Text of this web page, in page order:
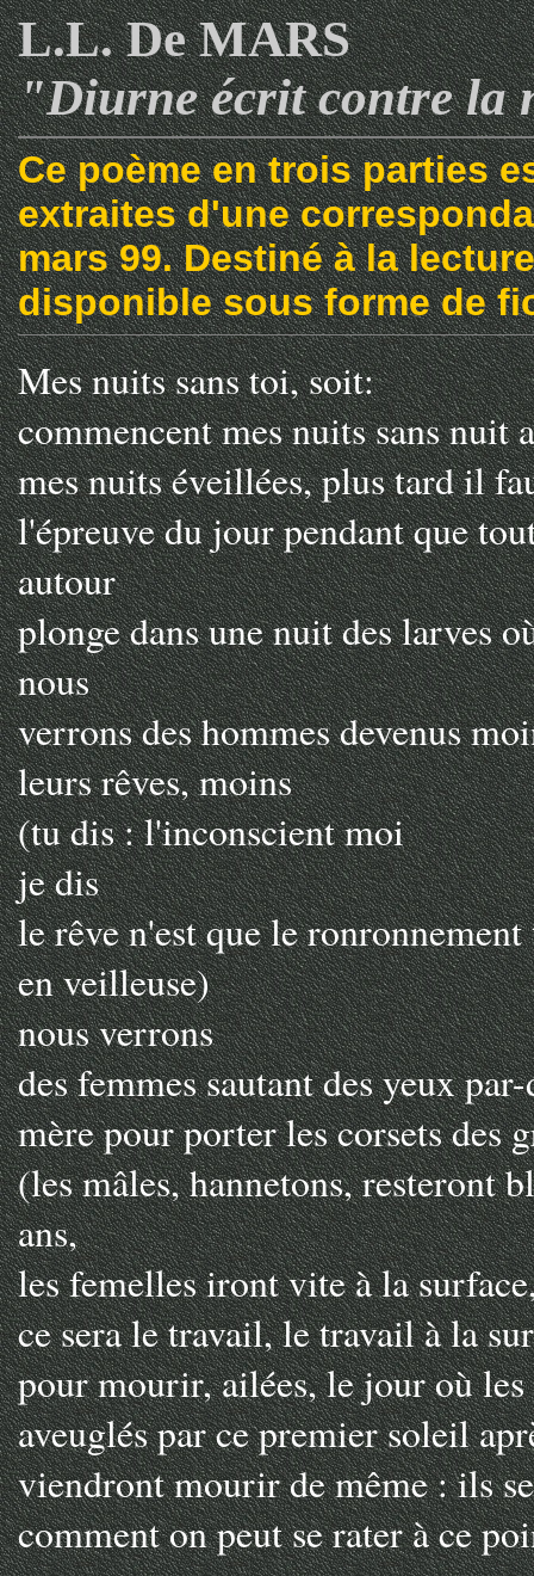
L.L. De MARS
"Diurne écrit contre la
Ce poème en trois parties
extraites d'une
mars 99. Destiné à la
disponible sous forme de
Mes nuits sans toi, soit:
commencent mes nuits sans nuit
mes nuits éveillées, plus tard il
l'épreuve du jour pendant que
autour
plonge dans une nuit des larves
nous
verrons des hommes devenus
leurs rêves, moins
(tu dis : l'inconscient moi
je dis
le rêve n'est que le
en veilleuse)
nous verrons
des femmes sautant des yeux
mère pour porter les corsets des
(les mâles, hannetons, resteront
ans,
les femelles iront vite à la
ce sera le travail, le travail à la
pour mourir, ailées, le jour où
aveuglés par ce premier soleil
viendront mourir de même : ils
comment on peut se rater à ce